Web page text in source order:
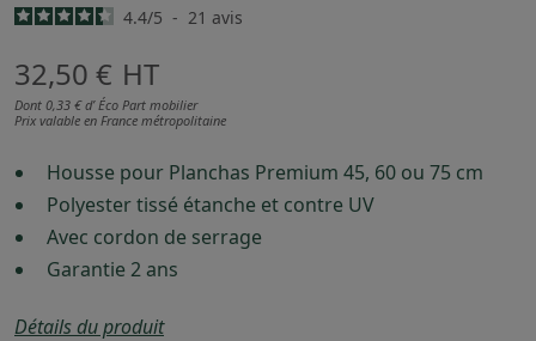
4.4/5 - 21 avis
32,50 € HT
Dont 0,33 € d’ Éco Part mobilier
Prix valable en France métropolitaine
Housse pour Planchas Premium 45, 60 ou 75 cm
Polyester tissé étanche et contre UV
Avec cordon de serrage
Garantie 2 ans
Détails du produit